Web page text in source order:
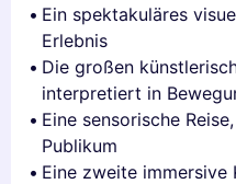
Ein spektakuläres
Erlebnis
Die großen
interpretiert in
Eine sensorische
Publikum
Eine zweite